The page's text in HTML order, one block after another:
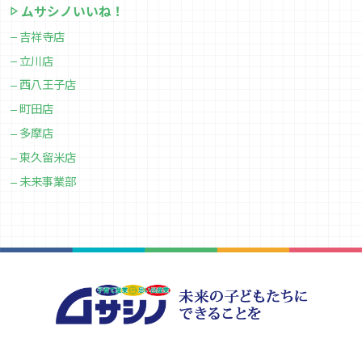
ムサシノいいね！
吉祥寺店
立川店
西八王子店
町田店
多摩店
東久留米店
未来事業部